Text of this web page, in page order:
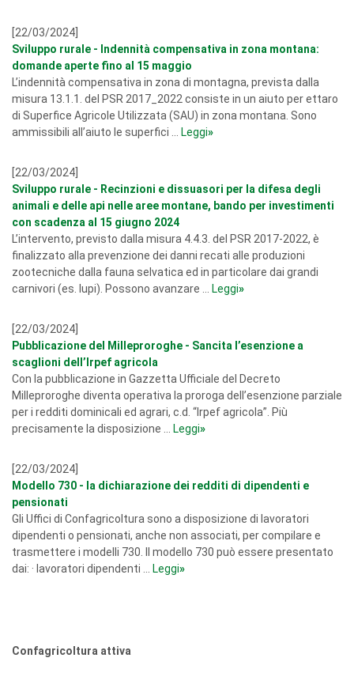
[22/03/2024]
Sviluppo rurale - Indennità compensativa in zona montana:
domande aperte fino al 15 maggio
L’indennità compensativa in zona di montagna, prevista dalla
misura 13.1.1. del PSR 2017_2022 consiste in un aiuto per ettaro
di Superfice Agricole Utilizzata (SAU) in zona montana. Sono
ammissibili all’aiuto le superfici ...
Leggi»
[22/03/2024]
Sviluppo rurale - Recinzioni e dissuasori per la difesa degli
animali e delle api nelle aree montane, bando per investimenti
con scadenza al 15 giugno 2024
L’intervento, previsto dalla misura 4.4.3. del PSR 2017-2022, è
finalizzato alla prevenzione dei danni recati alle produzioni
zootecniche dalla fauna selvatica ed in particolare dai grandi
carnivori (es. lupi). Possono avanzare ...
Leggi»
[22/03/2024]
Pubblicazione del Milleproroghe - Sancita l’esenzione a
scaglioni dell’Irpef agricola
Con la pubblicazione in Gazzetta Ufficiale del Decreto
Milleproroghe diventa operativa la proroga dell’esenzione parziale
per i redditi dominicali ed agrari, c.d. “Irpef agricola”. Più
precisamente la disposizione ...
Leggi»
[22/03/2024]
Modello 730 - la dichiarazione dei redditi di dipendenti e
pensionati
Gli Uffici di Confagricoltura sono a disposizione di lavoratori
dipendenti o pensionati, anche non associati, per compilare e
trasmettere i modelli 730. Il modello 730 può essere presentato
dai: · lavoratori dipendenti ...
Leggi»
Confagricoltura attiva